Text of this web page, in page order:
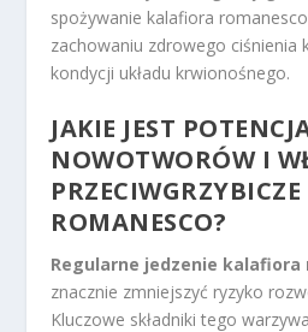
spożywanie kalafiora
zachowaniu zdrowego ciśnienia
kondycji układu krwionośnego.
JAKIE JEST
NOWOTWORÓW I
ROMANESCO?
Regularne jedzenie kalafiora
znacznie zmniejszyć ryzyko
Kluczowe składniki tego